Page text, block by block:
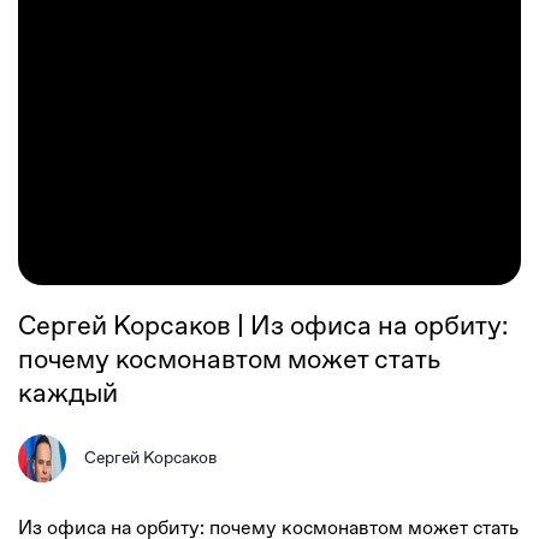
Сергей Корсаков | Из офиса на орбиту:
почему космонавтом может стать
каждый
Сергей Корсаков
Из офиса на орбиту: почему космонавтом может стать